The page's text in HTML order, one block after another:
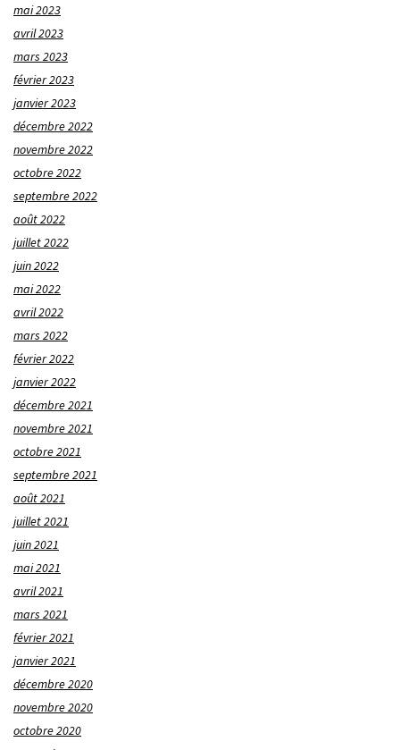
mai 2023
avril 2023
mars 2023
février 2023
janvier 2023
décembre 2022
novembre 2022
octobre 2022
septembre 2022
août 2022
juillet 2022
juin 2022
mai 2022
avril 2022
mars 2022
février 2022
janvier 2022
décembre 2021
novembre 2021
octobre 2021
septembre 2021
août 2021
juillet 2021
juin 2021
mai 2021
avril 2021
mars 2021
février 2021
janvier 2021
décembre 2020
novembre 2020
octobre 2020